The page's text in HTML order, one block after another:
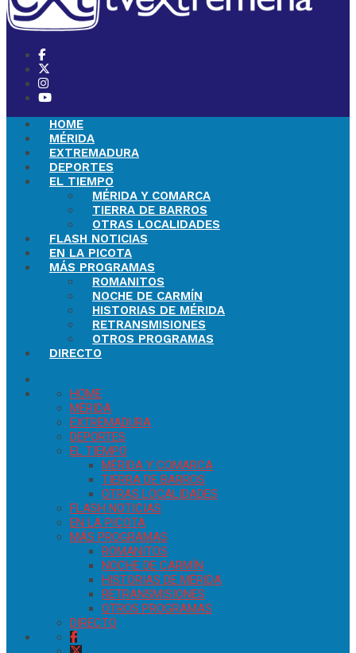
HOME
MÉRIDA
EXTREMADURA
DEPORTES
EL TIEMPO
MÉRIDA Y COMARCA
TIERRA DE BARROS
OTRAS LOCALIDADES
FLASH NOTICIAS
EN LA PICOTA
MÁS PROGRAMAS
ROMANITOS
NOCHE DE CARMÍN
HISTORIAS DE MÉRIDA
RETRANSMISIONES
OTROS PROGRAMAS
DIRECTO
HOME
MÉRIDA
EXTREMADURA
DEPORTES
EL TIEMPO
MÉRIDA Y COMARCA
TIERRA DE BARROS
OTRAS LOCALIDADES
FLASH NOTICIAS
EN LA PICOTA
MÁS PROGRAMAS
ROMANITOS
NOCHE DE CARMÍN
HISTORIAS DE MÉRIDA
RETRANSMISIONES
OTROS PROGRAMAS
DIRECTO